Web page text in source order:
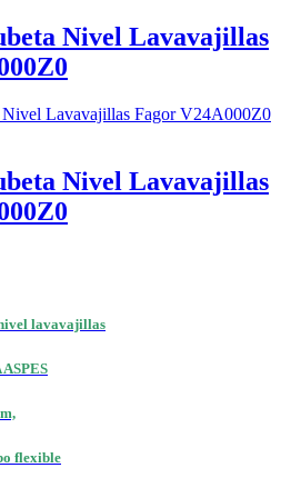
Nivel Lavavajillas
Nivel Lavavajillas
lavavajillas
flexible